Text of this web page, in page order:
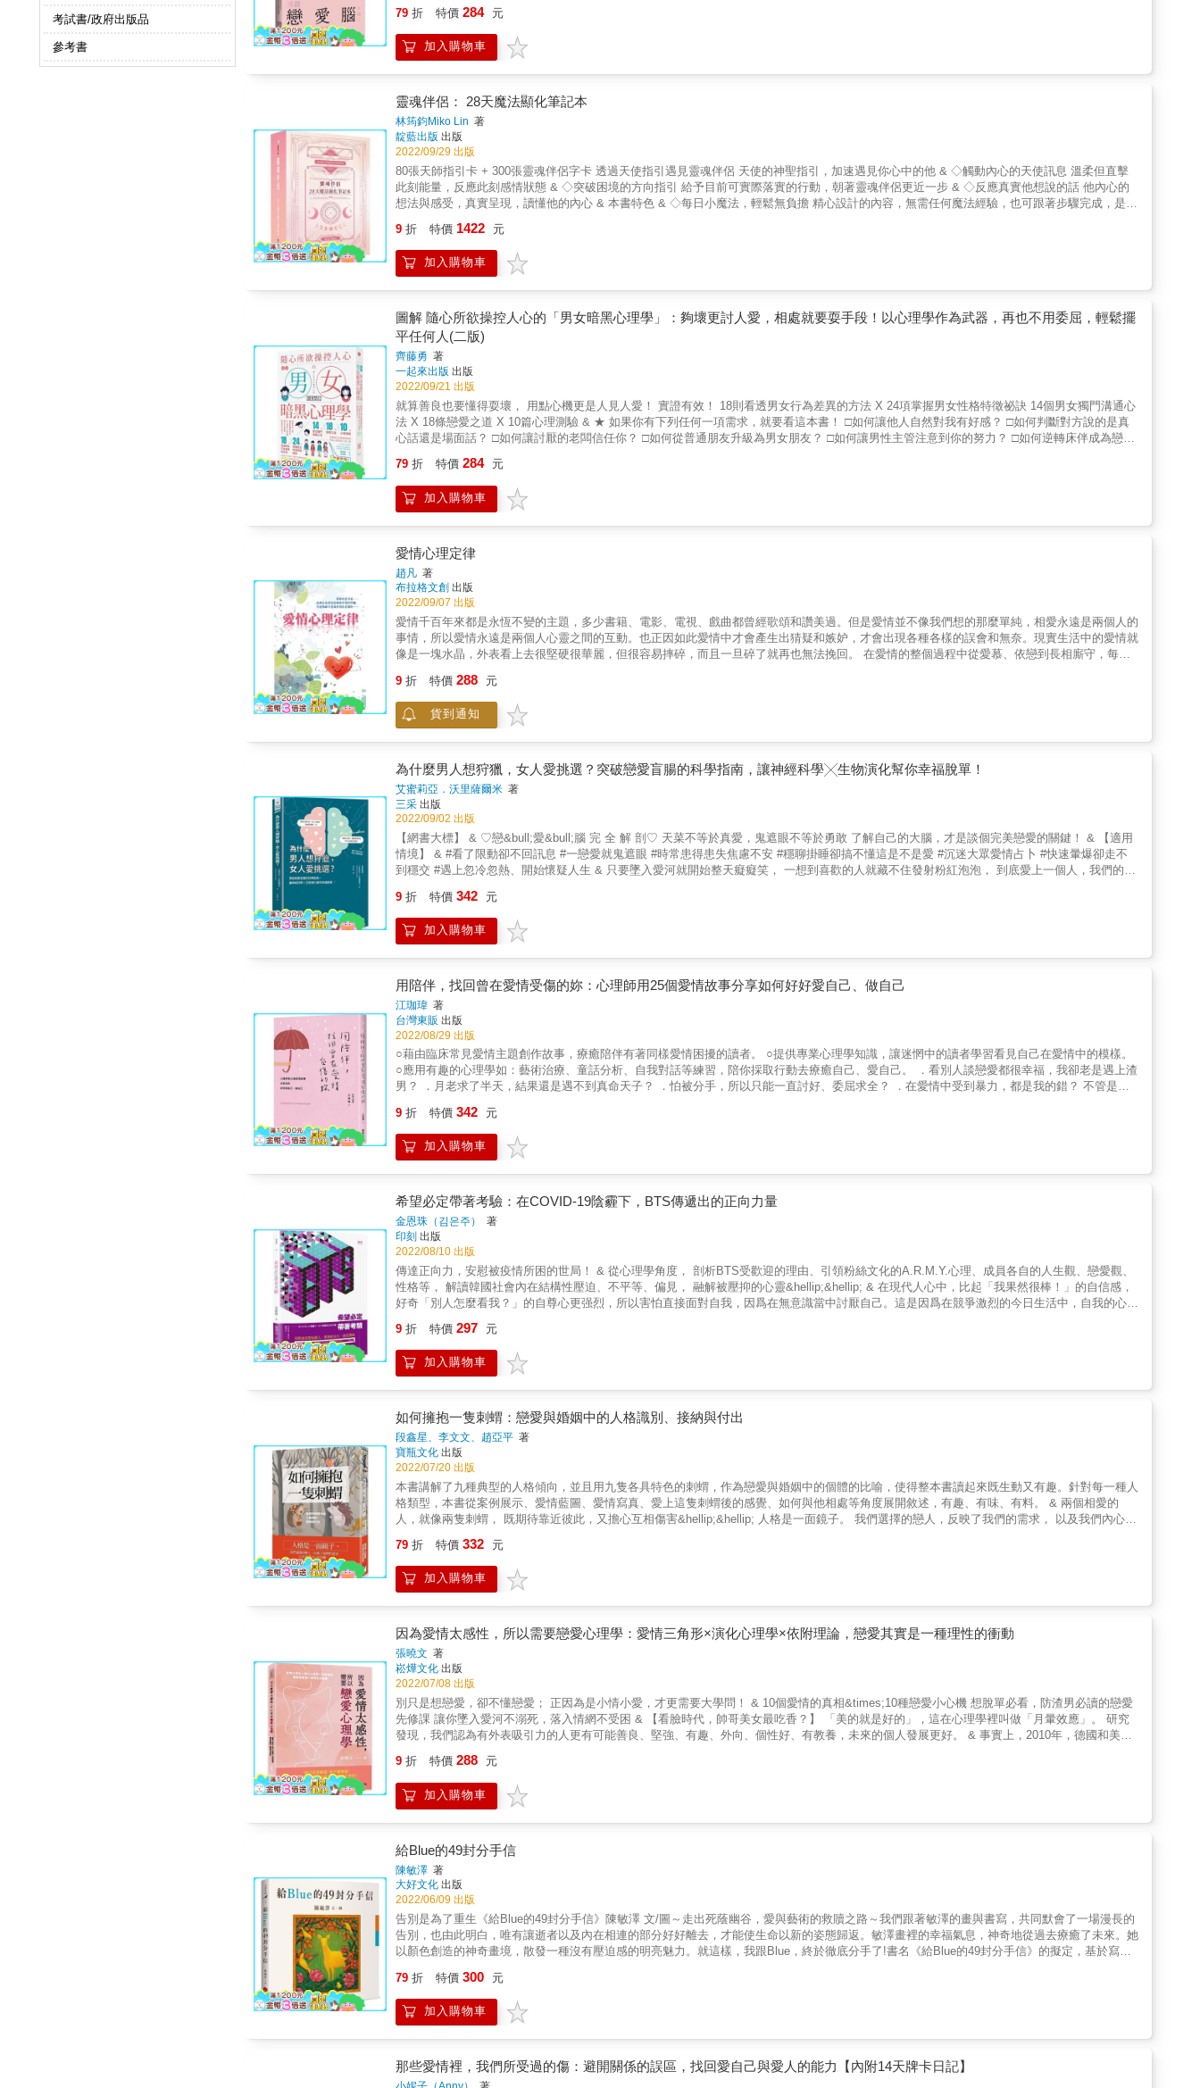
考試書/政府出版品
參考書
於享受另一半的付出，隨波逐流、擅於忍耐，根據統計，也是「被出軌率」最高的類型。 你是自虐型嗎？／無法容忍瑕疵，非黑即白，一旦自尊
心被傷害，就成為「最會逃跑」的類型。 你是掌控型嗎？／希望另一半在自己的管理之下變得更好再更好，極度缺乏安全感，是「不願意承認自
己這樣」的類型。 你是取悅型嗎？／拒絕困難症、高度敏感，說話和行為都以希望別人開心為目的，是最容易陷入「人際關係災難」的類型。 ｜
79 折 特價 284 元
加入購物車
靈魂伴侶： 28天魔法顯化筆記本
林筠鈞Miko Lin 著
靛藍出版 出版
2022/09/29 出版
80張天師指引卡 + 300張靈魂伴侶字卡 透過天使指引遇見靈魂伴侶 天使的神聖指引，加速遇見你心中的他 & ◇觸動內心的天使訊息 溫柔但直擊
此刻能量，反應此刻感情狀態 & ◇突破困境的方向指引 給予目前可實際落實的行動，朝著靈魂伴侶更近一步 & ◇反應真實他想說的話 他內心的
想法與感受，真實呈現，讀懂他的內心 & 本書特色 & ◇每日小魔法，輕鬆無負擔 精心設計的內容，無需任何魔法經驗，也可跟著步驟完成，是所
更圓滿！ & ◇搭配牌卡牌陣，找對策略加速顯化 搭配《靈魂伴侶天使指引卡》了解此刻狀態，將魔法針對個人狀態進行加乘，符合自身能量更有
效！ & &
9 折 特價 1422 元
加入購物車
圖解 隨心所欲操控人心的「男女暗黑心理學」：夠壞更討人愛，相處就要耍手段！以心理學作為武器，再也不用委屈，輕鬆擺
平任何人(二版)
齊藤勇 著
一起來出版 出版
2022/09/21 出版
就算善良也要懂得耍壞， 用點心機更是人見人愛！ 實證有效！ 18則看透男女行為差異的方法 X 24項掌握男女性格特徵祕訣 14個男女獨門溝通心
法 X 18條戀愛之道 X 10篇心理測驗 & ★ 如果你有下列任何一項需求，就要看這本書！ □如何讓他人自然對我有好感？ □如何判斷對方說的是真
心話還是場面話？ □如何讓討厭的老闆信任你？ □如何從普通朋友升級為男女朋友？ □如何讓男性主管注意到你的努力？ □如何逆轉床伴成為戀
準確掌握對方內心，奪回操控主導權！ 「用詞」透漏對方的個性 ■ 當男性說「最～」「絕對是～」 ► 有時不一定是肯定的意思，而是因為不
安，才逞強這麼說。 ■ 當女性說「&hellip;&hellip;這是我聽說的。」► 希望自己所說的內容能影響別人，也有可能是看到別人傷腦筋而覺得愉
快。 「表情」隱藏真實的祕密 ■ 沒笑容未必是不滿意 ► 仔細觀察對方，如果嘴角上揚，應該純粹只是掩飾他的難為情而已。【男女共通】 從
往事情的男性 ► 對現狀感到不滿、對於無法確定未來會怎樣的自己感到不安。 ■ 連芝麻小事也一一向大家報告的女性 ► 擔心與別人沒有關聯
性、可能對人際關係缺乏自信。 從「談話進展」看出人性 ■& 會岔開問題來回答的男性 ► 其實是不想讓對方發現自己的弱點。有自尊心過高的傾
向。 ■& 沒有開場白就滔滔不絕地說個沒完沒了的女性 ► 大部分是透過說話來自我滿足。很可能對於身旁的人不夠關心。 一味善良只能受委屈，
用心理學作為武器，善用心機， 讓你愛情順利、主管滿意、受人歡迎、贏得信任、事事無往不利！ ◎&& &戀愛小惡魔必學！ 撩撥男人心的攻略
必殺句& &mdash;&mdash;P.78 ◆「好厲害！」「真不愧是你！」 這兩句話幾乎是令所有男人雀躍的必殺句。 ◆「我第一次有這種感覺！」 男
性競爭心理很強，因此女人由於自己的表現而說出「第一次」時，會產生優越感。 ◆「好MAN喔！真有男子氣概！」 說對方有男子氣概，等於含
有值得依靠的意思，男性如果覺得受到女性依靠，會產生「想保護對方」的心意。 ◆「果然你就是和別人不一樣！」 「果然」這個詞，含有從以
前就這麼想的意思在裡面。「你和別人不同」則會刺激競爭心強烈的男性，所以是讚美。 &mdash;&mdash; 更多男女心理學都在本書中， 只要確
實了解男女的差異，就更能理解彼此、看穿男人的真心話和女人的謊言，解決你所有人生問題！ 本書同場加映 ◎戀愛小惡魔必學！撩撥男人心的
中的心理測驗 本書特色 (1) 圖解易懂！男女的行為差異，完全掌握！ (2) 方法多且有效！掌握行為特徵就能操控人心！ (3) 更全面實用！增加好
79 折 特價 284 元
加入購物車
愛情心理定律
趙凡 著
布拉格文創 出版
2022/09/07 出版
愛情千百年來都是永恆不變的主題，多少書籍、電影、電視、戲曲都曾經歌頌和讚美過。但是愛情並不像我們想的那麼單純，相愛永遠是兩個人的
事情，所以愛情永遠是兩個人心靈之間的互動。也正因如此愛情中才會產生出猜疑和嫉妒，才會出現各種各樣的誤會和無奈。現實生活中的愛情就
像是一塊水晶，外表看上去很堅硬很華麗，但很容易摔碎，而且一旦碎了就再也無法挽回。 在愛情的整個過程中從愛慕、依戀到長相廝守，每個
化。 現代的年輕人，已經完全拋開了傳統的愛情觀念，但是卻還沒有建立起自己的愛情觀。在這種背景下，很多人對待愛情的觀念就變得非常迷
茫。我們說雖然時代不同了，觀念進步了，但是愛情中那些固有的感情和心理還是深藏在人性中，並且會永遠在愛情中發揮作用。 本書圍繞這些
固有的感情，將愛情中都會有的各種錯誤心理展示出來並加以分析。在每種錯誤心理之中都使用豐富的案例進行闡述，讓讀者不但能夠從心理學的
的百科全書，針對情感的交流、發展以及情感的誤區，有全方位的探究，並指出正確觀念的方向。 &
9 折 特價 288 元
貨到通知
為什麼男人想狩獵，女人愛挑選？突破戀愛盲腸的科學指南，讓神經科學╳生物演化幫你幸福脫單！
艾蜜莉亞．沃里薩爾米 著
三采 出版
2022/09/02 出版
【網書大標】 & ♡戀&bull;愛&bull;腦 完 全 解 剖♡ 天菜不等於真愛，鬼遮眼不等於勇敢 了解自己的大腦，才是談個完美戀愛的關鍵！ & 【適用
情境】 & #看了限動卻不回訊息 #一戀愛就鬼遮眼 #時常患得患失焦慮不安 #穩聊掛睡卻搞不懂這是不是愛 #沉迷大眾愛情占卜 #快速暈爆卻走不
到穩交 #遇上忽冷忽熱、開始懷疑人生 & 只要墜入愛河就開始整天癡癡笑， 一想到喜歡的人就藏不住發射粉紅泡泡， 到底愛上一個人，我們的身
能更了解自己的各種戀愛行為。事實上，人在愛情中的每一個階段都能用科學來解釋－－ & ♡當我們墜入愛河時，究竟會發生什麽事？ & 愛上某
個人後，多巴胺濃度就會上升，你開始全神貫注留意情人，對工作意興闌珊，也可能和朋友完全失聯。兩人相處時，腦部的酬償中樞釋放出更多的
多巴胺，意思是：你輕而易舉就為對方上癮。所以戀愛時，我們的行為舉止其實和藥物上癮差不了多少。 & ♡可是，為什麼一戀愛之後就開始患
愛河比喻成一種短暫的心理疾病。 & ♡有時候，我們就是會愛到鬼遮眼？ & 根據研究，人類的額葉皮質會在戀愛時停工，導致我們無法實際評估
伴侶。這時的你只能透過玫瑰色鏡片觀看一切，就算親朋好友試著警告你，你也可能選擇充耳不聞。等到前額葉皮質恢復作用&mdash;也就是墜入
愛河的兩年後，你才會漸漸看見伴侶的真面目。 你可能也聽過別人抱怨他們的伴侶已經不是當初愛上的那個人，但通常改變的是說出這句話的
人。其實是他們的神經化學出現變化，伴侶從頭到尾都沒變。 & ♡為什麼另一半和我們這麼不一樣？ & 女性大腦中，連結兩半球的聯絡神經元通
常十分稠密，而男性大腦的連結則大多在同一半球且呈現縱向。因此女性通常較擅長整理來自各方的資訊，男性則比較擅長直線式的大框架思考。
& 男性與女性每日的用字量也有明顯落差。根據研究，女性每天要說的話多達兩萬字，男性則僅有七千字。要是女性整天都待在家裡照顧寶寶，想
要把剩餘的一萬八千字拿來和丈夫聊天，但丈夫已經工作一整天，回到家後恐怕早已耗盡用字量。 & ☹心碎是否會引起身體的疼痛？ & 醫學專業
人士發現一種心碎症候群，也就是驟然失去摯愛後，體內充滿壓力荷爾蒙，正常心臟功能中斷導致胸痛的現象。失去摯愛的憂傷和壓力也可能導致
背痛、失眠、疲倦及各式各樣的持續性發炎。 & 然而，輕微憂鬱症同時會讓人更謹慎評估自我和他人。感到憂鬱時，你往往會更實際評估自我的
希望、恐懼以及諸多相關因素而形成。 & 大腦本能地引導我們尋找一位基因上相匹配的伴侶，將這基因傳遞給下一代；我們也可能慢慢成長，並
愛上某個當初並非如此有生理吸引力的人。了解「愛」的身心經歷與變化，能幫助我們找到自己獨有的愛情模式，理解在關係和愛情方面的各種行
為，以及愛的方式將如何幫助我們了解自己與他人。最終，讓我們在未來做出更好的决定。 & 姐妹掏心推薦 & A小姐│ 「我希望年輕的時候能讀
到這本書。那時候的我傷心欲絕、食欲不振，覺得迷茫，尤其是當我愛上一個對我一點興趣都沒有的人，或者是當激情變成了冷淡、感覺完全消失
的時候。這本書幫助我從一個全新的角度理解愛自己和愛對方。」 & Ｂ女士│ 「無論你是否為愛瘋狂，這都是一本通俗易懂的兩性勵志書。作者
9 折 特價 342 元
加入購物車
用陪伴，找回曾在愛情受傷的妳：心理師用25個愛情故事分享如何好好愛自己、做自己
江珈瑋 著
台灣東販 出版
2022/08/29 出版
○藉由臨床常見愛情主題創作故事，療癒陪伴有著同樣愛情困擾的讀者。 ○提供專業心理學知識，讓迷惘中的讀者學習看見自己在愛情中的模樣。
○應用有趣的心理學如：藝術治療、童話分析、自我對話等練習，陪你採取行動去療癒自己、愛自己。 ．看別人談戀愛都很幸福，我卻老是遇上渣
男？ ．月老求了半天，結果還是遇不到真命天子？ ．怕被分手，所以只能一直討好、委屈求全？ ．在愛情中受到暴力，都是我的錯？ 不管是單
習， 來療癒、修復因愛情造成的心靈傷痛。 分享25個可能是你也可能是我的愛情故事，並以女性的溫柔與專業臨床經驗，陪伴在愛情中受傷、迷
惘的讀者，了解愛情的各種面貌，從中探索自我，最後能勇敢面對人生與愛情的種種難題。
9 折 特價 342 元
加入購物車
希望必定帶著考驗：在COVID-19陰霾下，BTS傳遞出的正向力量
金恩珠（김은주）
著
印刻 出版
2022/08/10 出版
傳達正向力，安慰被疫情所困的世局！ & 從心理學角度， 剖析BTS受歡迎的理由、引領粉絲文化的A.R.M.Y.心理、成員各自的人生觀、戀愛觀、
性格等， 解讀韓國社會內在結構性壓迫、不平等、偏見， 融解被壓抑的心靈&hellip;&hellip; & 在現代人心中，比起「我果然很棒！」的自信感，
好奇「別人怎麼看我？」的自尊心更强烈，所以害怕直接面對自我，因爲在無意識當中討厭自己。這是因爲在競爭激烈的今日生活中，自我的心靈
正需要的是「瞭解自我」，因爲只有瞭解自己，才能產生愛自己所需的力量，才能擺脫擔心別人不認可自我的心態。 & ‧網路世代現象研究，在疫
9 折 特價 297 元
加入購物車
如何擁抱一隻刺蝟：戀愛與婚姻中的人格識別、接納與付出
段鑫星、李文文、趙亞平 著
寶瓶文化 出版
2022/07/20 出版
本書講解了九種典型的人格傾向，並且用九隻各具特色的刺蝟，作為戀愛與婚姻中的個體的比喻，使得整本書讀起來既生動又有趣。針對每一種人
格類型，本書從案例展示、愛情藍圖、愛情寫真、愛上這隻刺蝟後的感覺、如何與他相處等角度展開敘述，有趣、有味、有料。 & 兩個相愛的
人，就像兩隻刺蝟， 既期待靠近彼此，又擔心互相傷害&hellip;&hellip; 人格是一面鏡子。 我們選擇的戀人，反映了我們的需求， 以及我們內心的
自戀型人格者只愛自己身上的刺。 表演型人格者的每一根刺上都寫滿了故事。 偏執型人格者的刺往往尖利卻又帶傷。 強迫型人格者的刺極整齊地
排列著，他追求完美，不允許感情有絲毫的差池。 迴避型人格者把他的刺都藏了起來，你沒有機會碰到它們。 依賴型人格者把他的刺放在戀人的
身上，他希望把自己的刺變成戀人的一部分。 邊緣型人格者的刺千奇百怪。 憂鬱型人格者的刺上寫滿了憂傷。 反社會型人格者的每一根刺都很鋒
序。 許川（「相待心理」創始人；資深家庭治療師）、海苔熊（心理學作家）、徐凱文（精神科醫師；「大儒心理」創始人）、雅君（網路閱讀
平台「十點讀書」主編）、黃惠萱（臨床心理師；《愛情創傷來自童年創傷》作者）擁抱推薦。（依姓氏筆劃順序排列） & ◎在愛情之中，往往
沒有絕對的惡人或壞蛋，僅是不同人格間的碰撞及火花，有的映亮夜空，有的烈火燎原。若你心中常有「真不懂他為什麼要這樣？」的疑問，或常
怨嘆「愛到卡慘死」，不妨透過人格心理學的角度，來釐清自己的愛情盲點，以及伴侶各種行為背後的真相。 ──摘自瑪那熊推薦序〈愛情，是齣
由你、我人格共同演出的大戲〉 & ◎「愛是療癒師，也是營養師。如果我們真的能遇到好的愛情，我們就能透過愛的濾鏡，遇見更好的自己。」
《如何擁抱一隻刺蝟》的角度很有趣，作者段鑫星教授將我們的人格傾向比喻為「愛的鏡子」，用這些有趣的人格特質來解釋我們為什麼會選擇某
種伴侶、我們的伴侶為什麼會有某種表現，以及我們與另一半在戀愛與婚姻中要如何促進彼此的關係，甚至對某種不健康的關係要如何「當斷則
斷」。我期待每一位讀這本書的人都能遇見更好的愛情。 ──許川（「相待心理」創始人；資深家庭治療師） & ◎十年前，我對一對「相愛相殺」
的大學生戀人說，你們兩位就像冬天裡的兩隻刺蝟，接近了就相互傷害，遠離了又感覺寒冷。《如何擁抱一隻刺蝟》正是這樣一本生動、有趣的戀
靠，又有趣、好讀的心理學讀物。 ──徐凱文（精神科醫師；「大儒心理」創始人） & ◎兩個相愛的人就像兩隻刺蝟，既期待靠近彼此，又擔心互
相傷害。《如何擁抱一隻刺蝟》講解了九種典型的人格傾向，包括自戀型、表演型、強迫型、依賴型等，並且用九隻各具特色的刺蝟，作為戀愛與
婚姻中的個體的比喻，使得整本書讀起來既生動又有趣。這本書既能科學地幫你普及有關親密關係的心理學知識，又能解答你在親密關係中的諸多
一樣的煙火」，每一對戀人也都是獨特的存在。 當兩隻刺蝟相互靠近時，如何做到「親密有間」，是每一對戀人都需要修習的功課。針對每一種
人格類型，本書從案例展示、愛情藍圖、愛情寫真、愛上這隻刺蝟後的感覺、如何與他相處等角度展開敘述，有趣、有味、有料。──摘自前言
79 折 特價 332 元
加入購物車
因為愛情太感性，所以需要戀愛心理學：愛情三角形×演化心理學×依附理論，戀愛其實是一種理性的衝動
張曉文 著
崧燁文化 出版
2022/07/08 出版
別只是想戀愛，卻不懂戀愛； 正因為是小情小愛，才更需要大學問！ & 10個愛情的真相&times;10種戀愛小心機 想脫單必看，防渣男必讀的戀愛
先修課 讓你墜入愛河不溺死，落入情網不受困 & 【看臉時代，帥哥美女最吃香？】 「美的就是好的」，這在心理學裡叫做「月暈效應」。 研究
發現，我們認為有外表吸引力的人更有可能善良、堅強、有趣、外向、個性好、有教養，未來的個人發展更好。 & 事實上，2010年，德國和美國
人最討人喜歡。 & 研究者認為，「美的就是好的」僅僅對中等漂亮的人適用，所以說，美麗夠用就行！ & 【暈船，到底是暈對方還是暈你的幻
想？】 親密關係中有種狀態叫做「戀愛成癮」，是指一個人必須不間斷地談戀愛，才能撫平空虛的內心和焦躁。他們無法忍受感情的「空窗
期」，他們患有「孤獨恐懼症」。一旦喜歡的對象偶爾需要他（她）們時，這些人會欣喜若狂、奮不顧身。 & 成癮者往往缺乏自我價值感。他們
之間的關係為研究主題，發展出知名的依附理論。該研究調查了美國的年輕人，大概有60%的人認為他們和別人相處輕鬆愉悅，他們很容易信賴他
人，擁有安穩的親密關係。這些人回憶自己的童年經歷，他們大多擁有充滿愛心的、溫暖的、充分支持孩子的父母。 & 剩下40%的人則焦慮又矛
盾，他們不是把自己封閉起來，覺得自己建立一段親密關係很困難；就是對戀人過分依賴，患得患失。這些感到不安全的人也認為他們的父母不負
責任、不可靠，讓他們小小年紀就覺得世態炎涼。 & 我們兒時與父母的關係，其實深刻地影響了我們長大後和朋友、愛人的關係。 & 本書特色 &
本書作者以心理學的角度，深度解析情感關係裡的種種可能。作者透過簡單易懂的說明，使讀者能更加理解在人際互動中潛藏的理論，並能對應生
活中的事例，從而改善自己的人際關係。 &
9 折 特價 288 元
加入購物車
給Blue的49封分手信
陳敏澤 著
大好文化 出版
2022/06/09 出版
告別是為了重生《給Blue的49封分手信》陳敏澤 文/圖～走出死蔭幽谷，愛與藝術的救贖之路～我們跟著敏澤的畫與書寫，共同默會了一場漫長的
告別，也由此明白，唯有讓逝者以及內在相連的部分好好離去，才能使生命以新的姿態歸返。敏澤畫裡的幸福氣息，神奇地從過去療癒了未來。她
以顏色創造的神奇畫境，散發一種沒有壓迫感的明亮魅力。就這樣，我跟Blue，終於徹底分手了!書名《給Blue的49封分手信》的擬定，基於寫作
七七，代表七個階段；從悲傷思念、怨恨命運不公，繼之力圖振作、尋找出路，然後思想轉變、濾淨心緒，以積極態度迎向未來。我從20年積累
的畫作圖像中，挑選出最符合主旨的49幅，當作引發書寫靈感的依憑。 49篇短詩文完成，我的寫作能力便已恢復。原本計畫到此為止，後來卻因
緣際會，讓我決定將自我療癒的心路歷程，詳細記述下來，作為人生最重大轉折點的紀錄，同時緬懷姊姊賦予我的一切。我希望藉由出版，將自己
79 折 特價 300 元
加入購物車
那些愛情裡，我們所受過的傷：避開關係的誤區，找回愛自己與愛人的能力【內附14天牌卡日記】